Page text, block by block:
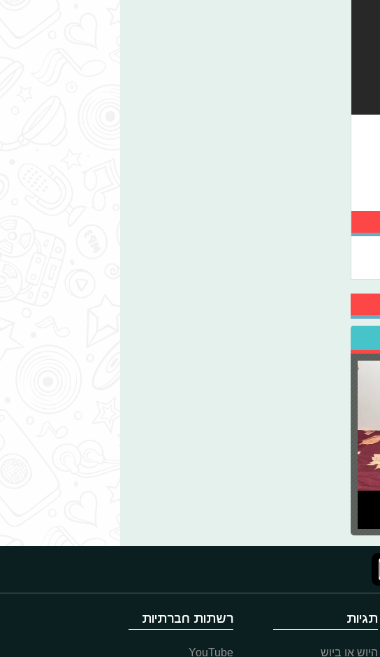
תגיות
היוש או ביוש
רשתות חברתיות
YouTube